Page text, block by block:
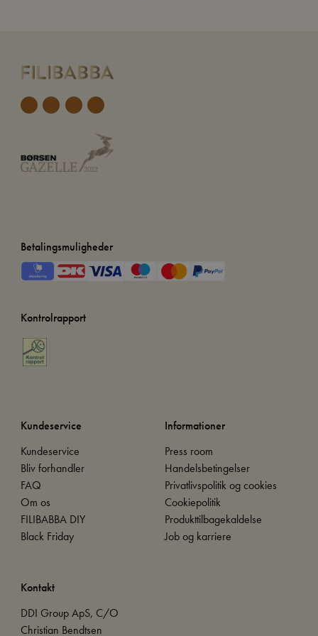
Betalingsmuligheder
Kontrolrapport
Kundeservice
Kundeservice
Bliv forhandler
FAQ
Om os
FILIBABBA DIY
Black Friday
Informationer
Press room
Handelsbetingelser
Privatlivspolitik og cookies
Cookiepolitik
Produkttilbagekaldelse
Job og karriere
Kontakt
DDI Group ApS, C/O
Christian Bendtsen